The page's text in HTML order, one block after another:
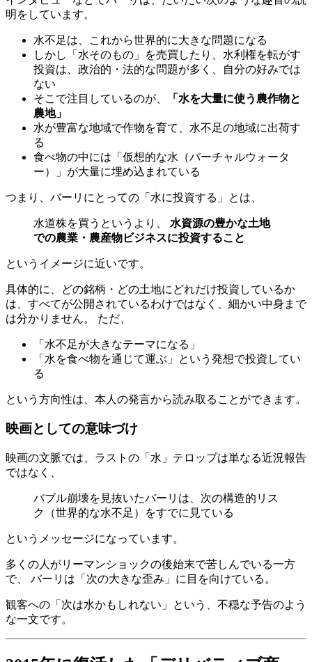
明をしています。
水不足は、これから世界的に大きな問題になる
しかし「水そのもの」を売買したり、水利権を転がす
投資は、政治的・法的な問題が多く、自分の好みでは
ない
そこで注目しているのが、
「水を大量に使う農作物と
農地」
水が豊富な地域で作物を育て、水不足の地域に出荷す
る
食べ物の中には「仮想的な水（バーチャルウォータ
ー）」が大量に埋め込まれている
つまり、バーリにとっての「水に投資する」とは、
水道株を買うというより、 水資源の豊かな土地
での農業・農産物ビジネスに投資すること
というイメージに近いです。
具体的に、どの銘柄・どの土地にどれだけ投資しているか
は、すべてが公開されているわけではなく、細かい中身まで
は分かりません。 ただ、
「水不足が大きなテーマになる」
「水を食べ物を通じて運ぶ」という発想で投資してい
る
という方向性は、本人の発言から読み取ることができます。
映画としての意味づけ
映画の文脈では、ラストの「水」テロップは単なる近況報告
ではなく、
バブル崩壊を見抜いたバーリは、次の構造的リス
ク（世界的な水不足）をすでに見ている
というメッセージになっています。
多くの人がリーマンショックの後始末で苦しんでいる一方
で、 バーリは「次の大きな歪み」に目を向けている。
観客への「次は水かもしれない」という、不穏な予告のよう
な一文です。